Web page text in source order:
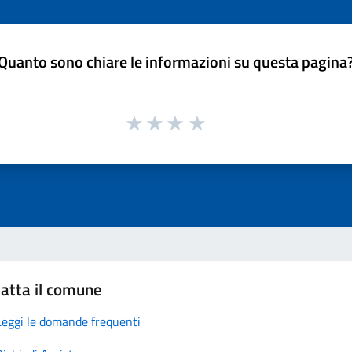
sono chiare le informazioni su questa
il comune
le domande frequenti